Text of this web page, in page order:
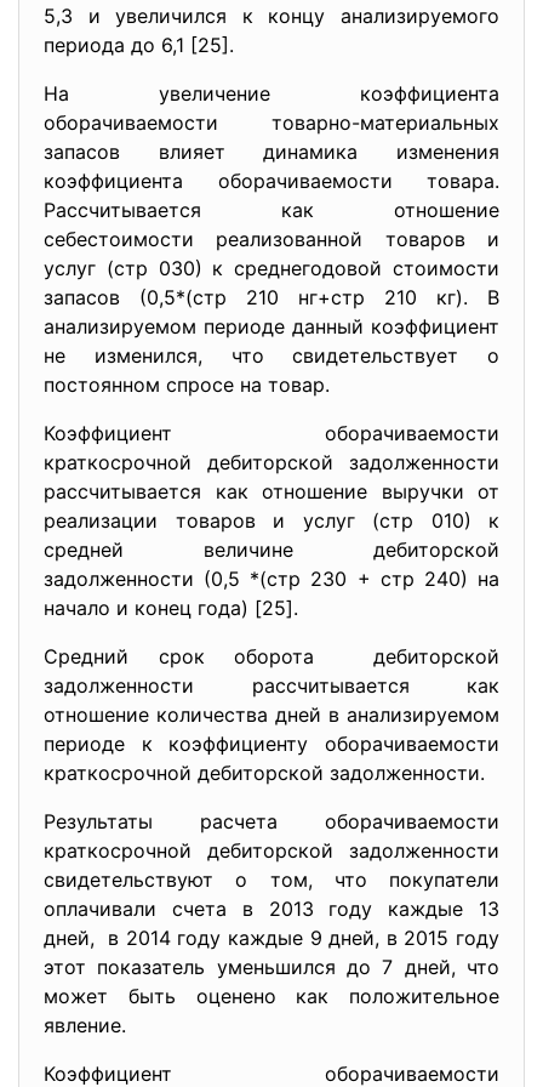
5,3 и увеличился к концу анализируемого
периода до 6,1 [25].
На увеличение коэффициента
оборачиваемости товарно-материальных
запасов влияет динамика изменения
коэффициента оборачиваемости товара.
Рассчитывается как отношение
себестоимости реализованной товаров и
услуг (стр 030) к среднегодовой стоимости
запасов (0,5*(стр 210 нг+стр 210 кг). В
анализируемом периоде данный коэффициент
не изменился, что свидетельствует о
постоянном спросе на товар.
Коэффициент оборачиваемости
краткосрочной дебиторской задолженности
рассчитывается как отношение выручки от
реализации товаров и услуг (стр 010) к
средней величине дебиторской
задолженности (0,5 *(стр 230 + стр 240) на
начало и конец года) [25].
Средний срок оборота дебиторской
задолженности рассчитывается как
отношение количества дней в анализируемом
периоде к коэффициенту оборачиваемости
краткосрочной дебиторской задолженности.
Результаты расчета оборачиваемости
краткосрочной дебиторской задолженности
свидетельствуют о том, что покупатели
оплачивали счета в 2013 году каждые 13
дней, в 2014 году каждые 9 дней, в 2015 году
этот показатель уменьшился до 7 дней, что
может быть оценено как положительное
явление.
Коэффициент оборачиваемости